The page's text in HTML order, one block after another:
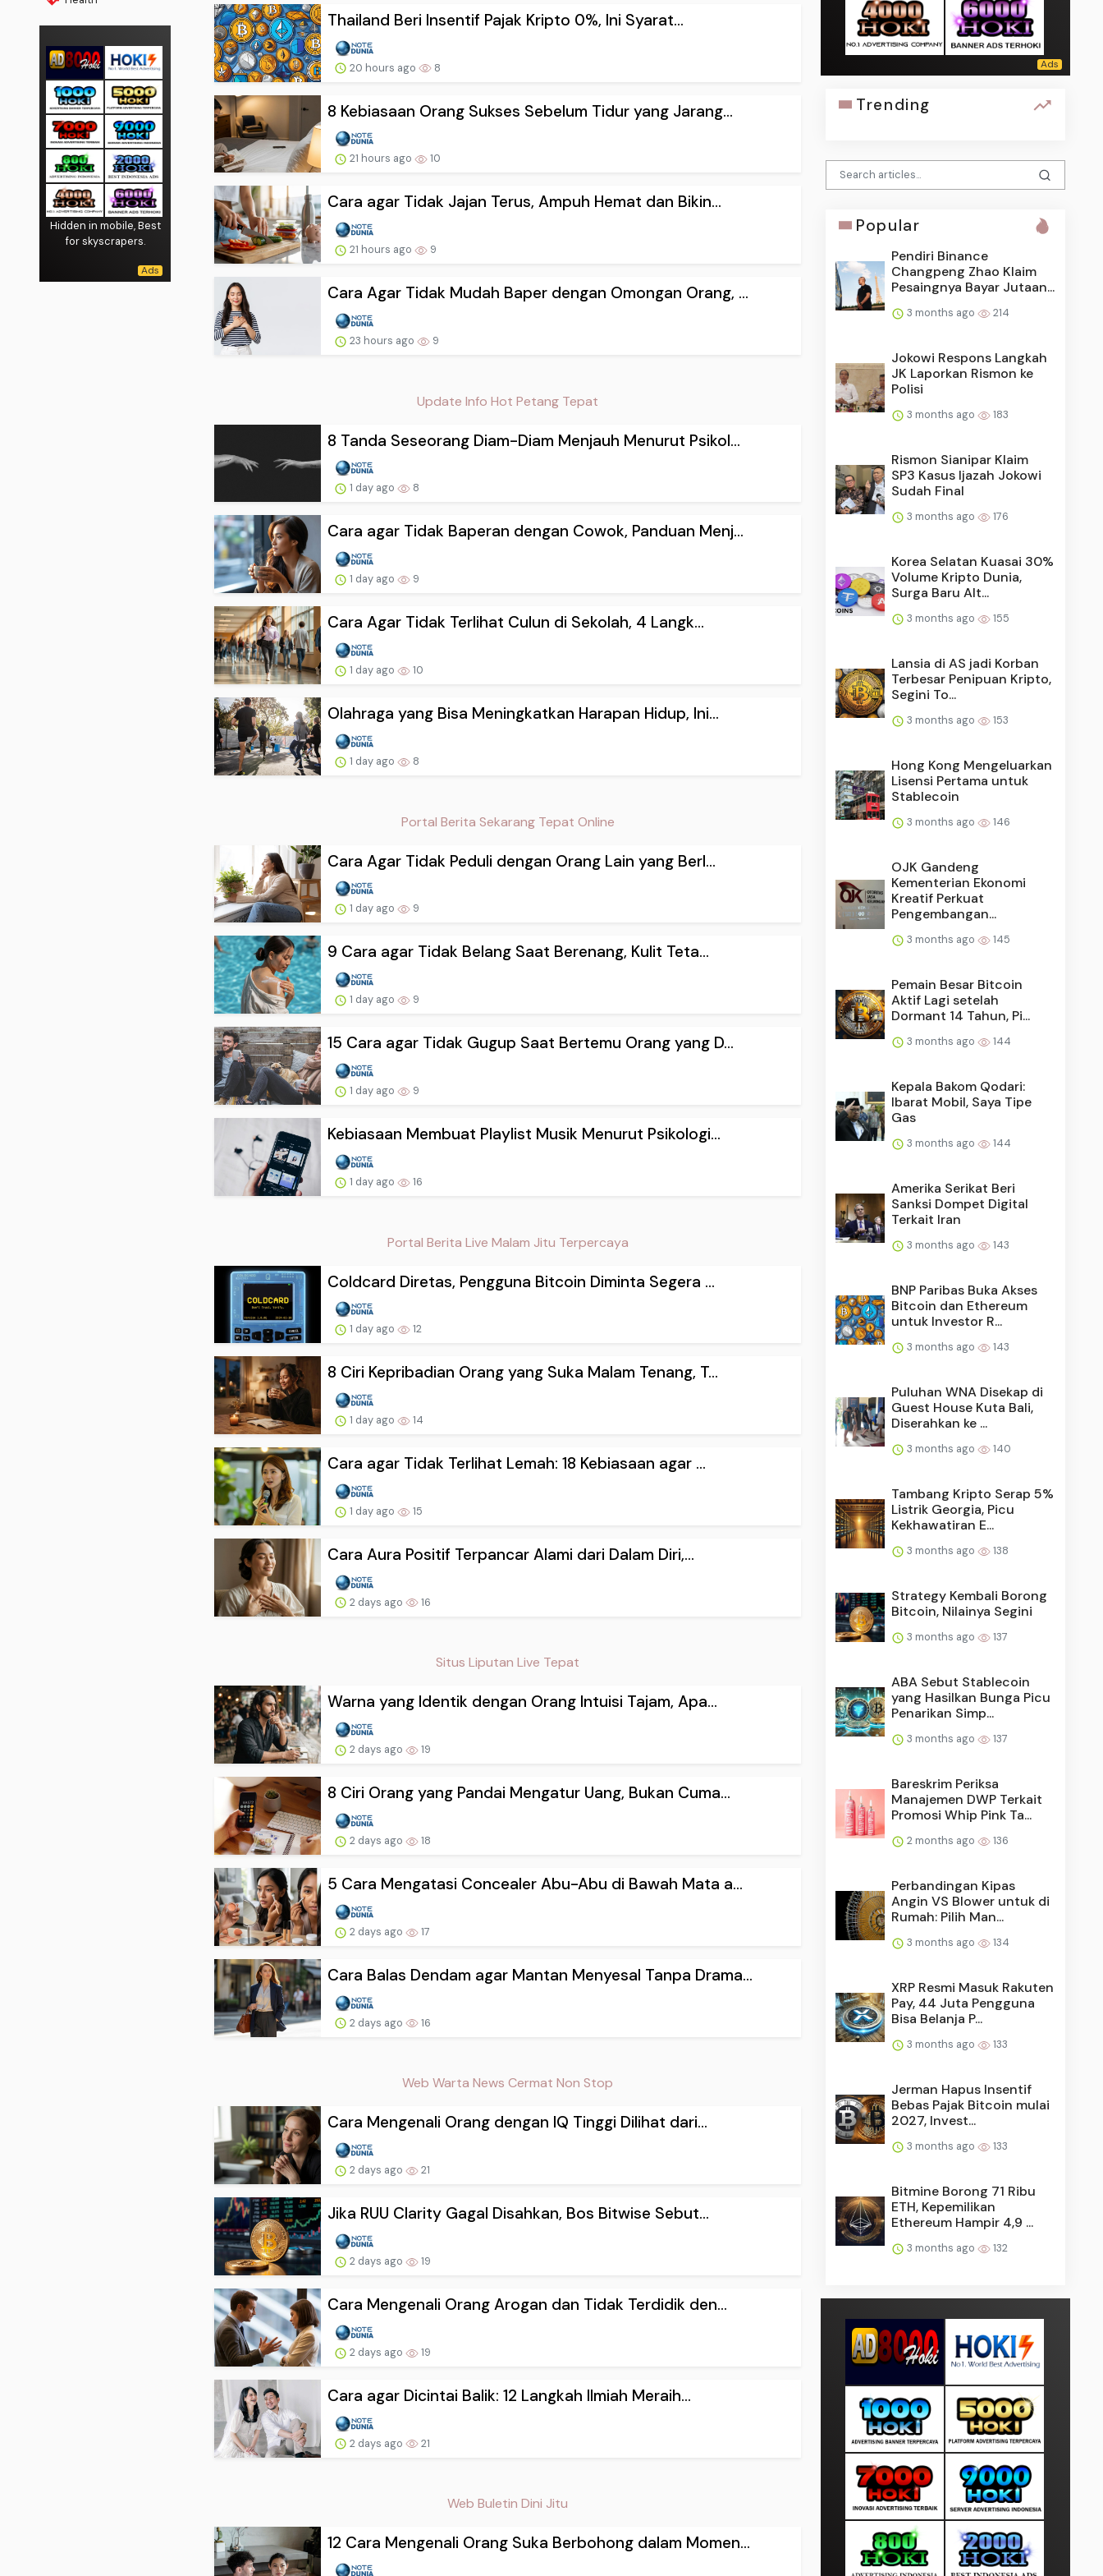
Hidden in mobile, Best
for skyscrapers.
Thailand Beri Insentif Pajak Kripto 0%, Ini Syarat...
20 hours ago 8
8 Kebiasaan Orang Sukses Sebelum Tidur yang Jarang...
21 hours ago 10
Cara agar Tidak Jajan Terus, Ampuh Hemat dan Bikin...
21 hours ago 9
Cara Agar Tidak Mudah Baper dengan Omongan Orang, ...
23 hours ago 9
Update Info Hot Petang Tepat
8 Tanda Seseorang Diam-Diam Menjauh Menurut Psikol...
1 day ago 8
Cara agar Tidak Baperan dengan Cowok, Panduan Menj...
1 day ago 9
Cara Agar Tidak Terlihat Culun di Sekolah, 4 Langk...
1 day ago 10
Olahraga yang Bisa Meningkatkan Harapan Hidup, Ini...
1 day ago 8
Portal Berita Sekarang Tepat Online
Cara Agar Tidak Peduli dengan Orang Lain yang Berl...
1 day ago 9
9 Cara agar Tidak Belang Saat Berenang, Kulit Teta...
1 day ago 9
15 Cara agar Tidak Gugup Saat Bertemu Orang yang D...
1 day ago 9
Kebiasaan Membuat Playlist Musik Menurut Psikologi...
1 day ago 16
Portal Berita Live Malam Jitu Terpercaya
Coldcard Diretas, Pengguna Bitcoin Diminta Segera ...
1 day ago 12
8 Ciri Kepribadian Orang yang Suka Malam Tenang, T...
1 day ago 14
Cara agar Tidak Terlihat Lemah: 18 Kebiasaan agar ...
1 day ago 15
Cara Aura Positif Terpancar Alami dari Dalam Diri,...
2 days ago 16
Situs Liputan Live Tepat
Warna yang Identik dengan Orang Intuisi Tajam, Apa...
2 days ago 19
8 Ciri Orang yang Pandai Mengatur Uang, Bukan Cuma...
2 days ago 18
5 Cara Mengatasi Concealer Abu-Abu di Bawah Mata a...
2 days ago 17
Cara Balas Dendam agar Mantan Menyesal Tanpa Drama...
2 days ago 16
Web Warta News Cermat Non Stop
Cara Mengenali Orang dengan IQ Tinggi Dilihat dari...
2 days ago 21
Jika RUU Clarity Gagal Disahkan, Bos Bitwise Sebut...
2 days ago 19
Cara Mengenali Orang Arogan dan Tidak Terdidik den...
2 days ago 19
Cara agar Dicintai Balik: 12 Langkah Ilmiah Meraih...
2 days ago 21
Web Buletin Dini Jitu
12 Cara Mengenali Orang Suka Berbohong dalam Momen...
Trending
Popular
Pendiri Binance
Changpeng Zhao Klaim
Pesaingnya Bayar Jutaan...
3 months ago 214
Jokowi Respons Langkah
JK Laporkan Rismon ke
Polisi
3 months ago 183
Rismon Sianipar Klaim
SP3 Kasus Ijazah Jokowi
Sudah Final
3 months ago 176
Korea Selatan Kuasai 30%
Volume Kripto Dunia,
Surga Baru Alt...
3 months ago 155
Lansia di AS jadi Korban
Terbesar Penipuan Kripto,
Segini To...
3 months ago 153
Hong Kong Mengeluarkan
Lisensi Pertama untuk
Stablecoin
3 months ago 146
OJK Gandeng
Kementerian Ekonomi
Kreatif Perkuat
Pengembangan...
3 months ago 145
Pemain Besar Bitcoin
Aktif Lagi setelah
Dormant 14 Tahun, Pi...
3 months ago 144
Kepala Bakom Qodari:
Ibarat Mobil, Saya Tipe
Gas
3 months ago 144
Amerika Serikat Beri
Sanksi Dompet Digital
Terkait Iran
3 months ago 143
BNP Paribas Buka Akses
Bitcoin dan Ethereum
untuk Investor R...
3 months ago 143
Puluhan WNA Disekap di
Guest House Kuta Bali,
Diserahkan ke ...
3 months ago 140
Tambang Kripto Serap 5%
Listrik Georgia, Picu
Kekhawatiran E...
3 months ago 138
Strategy Kembali Borong
Bitcoin, Nilainya Segini
3 months ago 137
ABA Sebut Stablecoin
yang Hasilkan Bunga Picu
Penarikan Simp...
3 months ago 137
Bareskrim Periksa
Manajemen DWP Terkait
Promosi Whip Pink Ta...
2 months ago 136
Perbandingan Kipas
Angin VS Blower untuk di
Rumah: Pilih Man...
3 months ago 134
XRP Resmi Masuk Rakuten
Pay, 44 Juta Pengguna
Bisa Belanja P...
3 months ago 133
Jerman Hapus Insentif
Bebas Pajak Bitcoin mulai
2027, Invest...
3 months ago 133
Bitmine Borong 71 Ribu
ETH, Kepemilikan
Ethereum Hampir 4,9 ...
3 months ago 132